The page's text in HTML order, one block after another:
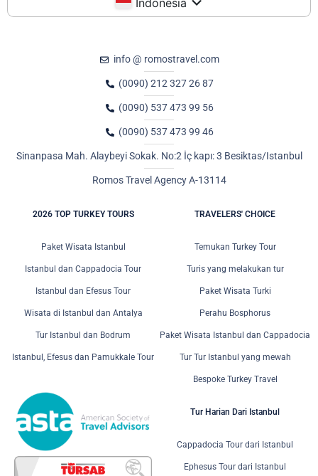
Indonesia
info @ romostravel.com
(0090) 212 327 26 87
(0090) 537 473 99 56
(0090) 537 473 99 46
Sinanpasa Mah. Alaybeyi Sokak. No:2 İç kapı: 3 Besiktas/Istanbul
Romos Travel Agency A-13114
2026 TOP TURKEY TOURS
Paket Wisata Istanbul
Istanbul dan Cappadocia Tour
Istanbul dan Efesus Tour
Wisata di Istanbul dan Antalya
Tur Istanbul dan Bodrum
Istanbul, Efesus dan Pamukkale Tour
TRAVELERS' CHOICE
Temukan Turkey Tour
Turis yang melakukan tur
Paket Wisata Turki
Perahu Bosphorus
Paket Wisata Istanbul dan Cappadocia
Tur Tur Istanbul yang mewah
Bespoke Turkey Travel
Tur Harian Dari Istanbul
Cappadocia Tour dari Istanbul
Ephesus Tour dari Istanbul